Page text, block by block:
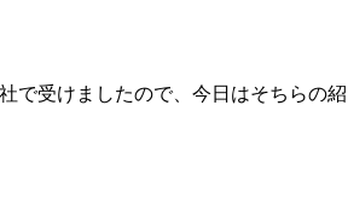
で受けましたので、今日はそちらの紹